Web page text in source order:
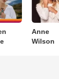
Anne
Wilson